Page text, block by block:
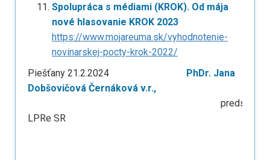
Spolupráca s médiami (KROK). Od mája
nové hlasovanie KROK 2023
https://www.mojareuma.sk/vyhodnotenie-
novinarskej-pocty-krok-2022/
Piešťany 21.2.2024 PhDr. Jana
Dobšovičová Černáková v.r.,
LPRe SR